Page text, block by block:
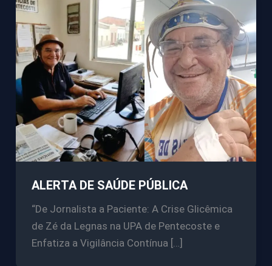
ALERTA DE SAÚDE PÚBLICA
“De Jornalista a Paciente: A Crise Glicêmica
de Zé da Legnas na UPA de Pentecoste e
Enfatiza a Vigilância Contínua […]